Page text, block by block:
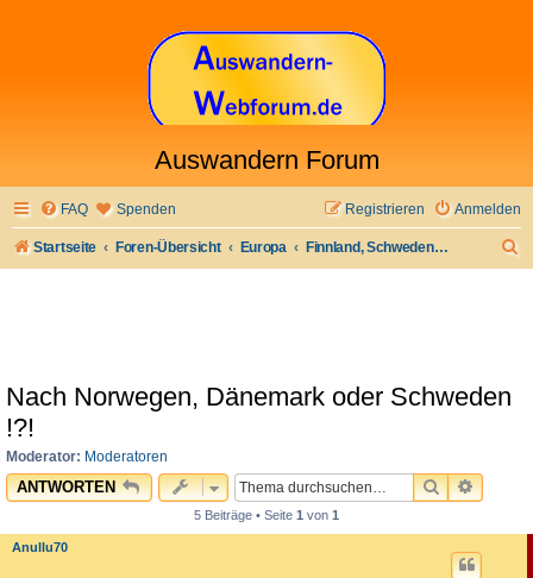
Auswandern Forum
FAQ Spenden Anmelden
Registrieren
Startseite Foren-Übersicht Europa Finnland, Schweden, Norwegen, Dänemark, Island
Nach Norwegen, Dänemark oder Schweden
!?!
Moderator: Moderatoren
ANTWORTEN SUCHE
5 Beiträge • Seite 1 von 1
Anullu70